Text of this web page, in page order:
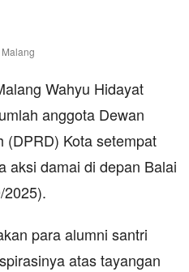
Wahyu Hidayat
anggota Dewan
(DPRD) Kota setempat
aksi damai di depan Balai
2025).
para alumni santri
atas tayangan